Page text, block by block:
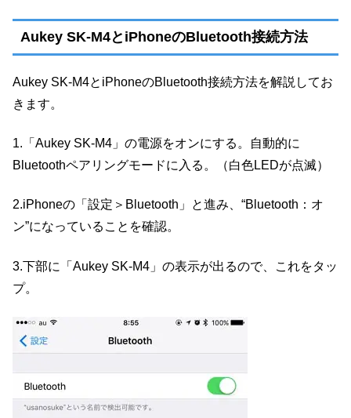
Aukey SK-M4とiPhoneのBluetooth接続方法
Aukey SK-M4とiPhoneのBluetooth接続方法を解説してお
きます。
1.「Aukey SK-M4」の電源をオンにする。自動的に
Bluetoothペアリングモードに入る。（白色LEDが点滅）
2.iPhoneの「設定＞Bluetooth」と進み、“Bluetooth：オ
ン”になっていることを確認。
3.下部に「Aukey SK-M4」の表示が出るので、これをタッ
プ。